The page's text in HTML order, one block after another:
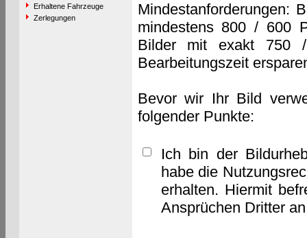
Erhaltene Fahrzeuge
Zerlegungen
Mindestanforderungen:
mindestens 800 / 600
Bilder mit exakt 750
Bearbeitungszeit
Bevor wir Ihr Bild
folgender Punkte:
Ich bin der
habe die
erhalten. Hiermit
Ansprüchen Dritter